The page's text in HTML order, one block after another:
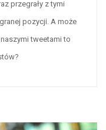
przegrały z tymi
pozycji. A może
tweetami to